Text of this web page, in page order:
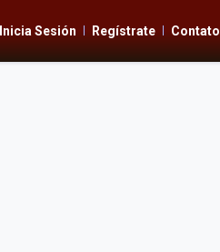
Inicia Sesión Regístrate Contato